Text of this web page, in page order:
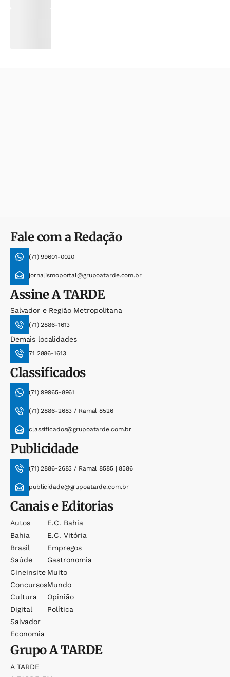
Fale com a Redação
(71) 99601-0020
jornalismoportal@grupoatarde.com.br
AssineA TARDE
Salvador e Região Metropolitana
(71) 2886-1613
Demais localidades
71 2886-1613
Classificados
(71) 99965-8961
(71) 2886-2683 / Ramal 8526
classificados@grupoatarde.com.br
Publicidade
(71) 2886-2683 / Ramal 8585 | 8586
publicidade@grupoatarde.com.br
Canais e Editorias
Autos
Bahia
Brasil
Saúde
Cineinsite
Concursos
Cultura
Digital
Salvador
Economia
E.c. Bahia
E.c. Vitória
Empregos
Gastronomia
Muito
Mundo
Opinião
Política
GrupoA TARDE
A TARDE